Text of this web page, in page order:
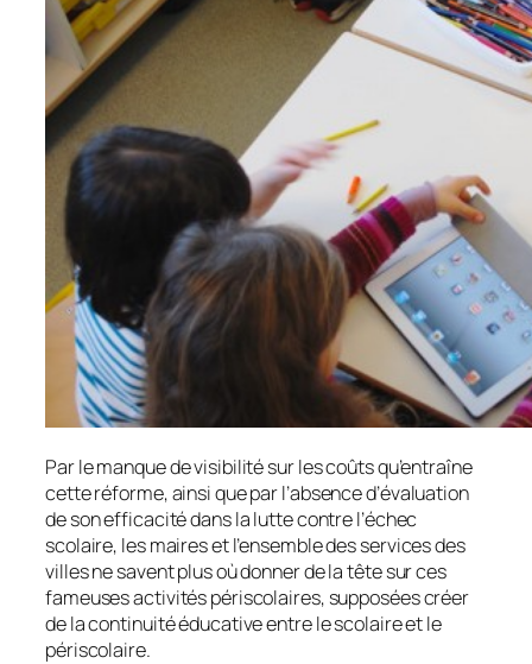
Par le manque de visibilité sur les coûts qu’entraîne
cette réforme, ainsi que par l’absence d’évaluation
de son efficacité dans la lutte contre l’échec
scolaire, les maires et l’ensemble des services des
villes ne savent plus où donner de la tête sur ces
fameuses activités périscolaires, supposées créer
de la continuité éducative entre le scolaire et le
périscolaire.